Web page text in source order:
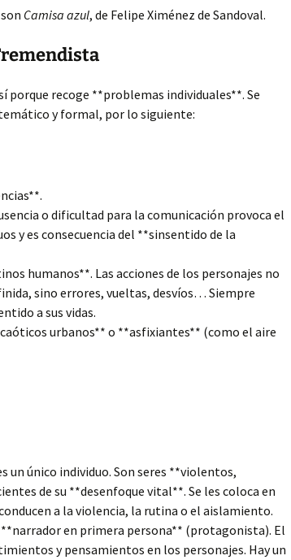
Camisa azul, de Felipe Ximénez de Sandoval.
porque recoge **problemas individuales**. Se
y formal, por lo siguiente:
o dificultad para la comunicación provoca el
y es consecuencia del **sinsentido de la
humanos**. Las acciones de los personajes no
sino errores, vueltas, desvíos… Siempre
a sus vidas.
urbanos** o **asfixiantes** (como el aire
un único individuo. Son seres **violentos,
de su **desenfoque vital**. Se les coloca en
a la violencia, la rutina o el aislamiento.
en primera persona** (protagonista). El
y pensamientos en los personajes. Hay un